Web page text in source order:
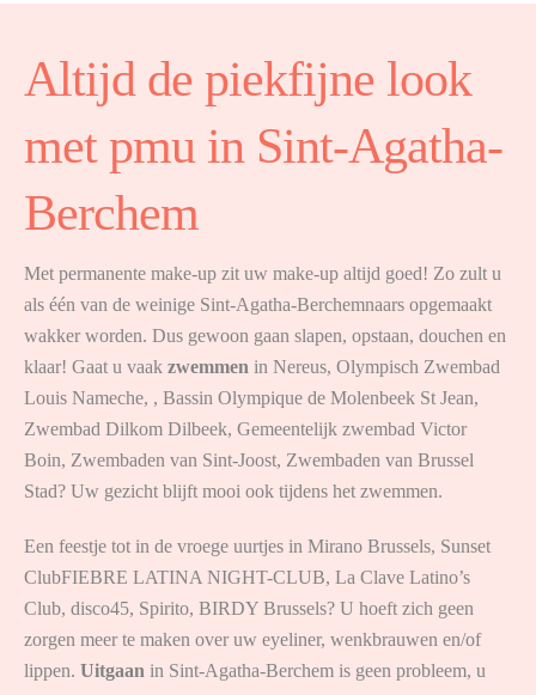
Altijd de piekfijne look
met pmu in Sint-Agatha-
Berchem
Met permanente make-up zit uw make-up altijd goed! Zo zult u
als één van de weinige Sint-Agatha-Berchemnaars opgemaakt
wakker worden. Dus gewoon gaan slapen, opstaan, douchen en
klaar! Gaat u vaak zwemmen in Nereus, Olympisch Zwembad
Louis Nameche, , Bassin Olympique de Molenbeek St Jean,
Zwembad Dilkom Dilbeek, Gemeentelijk zwembad Victor
Boin, Zwembaden van Sint-Joost, Zwembaden van Brussel
Stad? Uw gezicht blijft mooi ook tijdens het zwemmen.
Een feestje tot in de vroege uurtjes in Mirano Brussels, Sunset
ClubFIEBRE LATINA NIGHT-CLUB, La Clave Latino’s
Club, disco45, Spirito, BIRDY Brussels? U hoeft zich geen
zorgen meer te maken over uw eyeliner, wenkbrauwen en/of
lippen. Uitgaan in Sint-Agatha-Berchem is geen probleem, u